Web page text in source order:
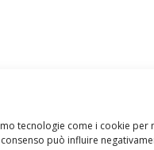
tecnologie come i cookie
può influire